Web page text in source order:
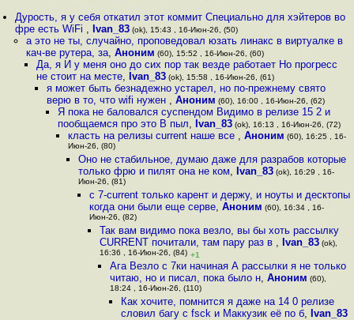
Дурость, я у себя откатил этот коммит Специально для хэйтеров во
фре есть WiFi , Ivan_83 (ok), 15:43 , 16-Июн-26, (50)
а это не ты, случайно, проповедовал юзать линакс в виртуалке в
кач-ве рутера, за, Аноним (60), 15:52 , 16-Июн-26, (60)
Да, я И у меня оно до сих пор так везде работает Но прогресс
не стоит на месте, Ivan_83(ok), 15:58 , 16-Июн-26, (61)
я может быть безнадежно устарел, но по-прежнему свято
верю в то, что wifi нужен ,Аноним (60), 16:00 , 16-Июн-26, (62)
Я пока не баловался суспендом Видимо в релизе 15 2 и
пообщаемся про это В пыл, Ivan_83(ok), 16:13 , 16-Июн-26, (72)
класть на релизы current наше все , Аноним (60), 16:25 , 16-
Июн-26, (80)
Оно не стабильное, думаю даже для разрабов которые
только фрю и пилят она не ком, Ivan_83 (ok), 16:29 , 16-
Июн-26, (81)
с 7-сurrent только карент и держу, и ноуты и десктопы
когда они были еще серве, Аноним (60), 16:34 , 16-
Июн-26, (82)
Так вам видимо пока везло, вы бы хоть рассылку
CURRENT почитали, там пару раз в , Ivan_83(ok),
16:36 , 16-Июн-26, (84) +1
Ага Везло с 7ки начиная А рассылки я не только
читаю, но и писал, пока было н,Аноним (60),
18:24 , 16-Июн-26, (110)
Как хочите, помнится я даже на 14 0 релизе
словил багу с fsck и Маккузик её по б, Ivan_83